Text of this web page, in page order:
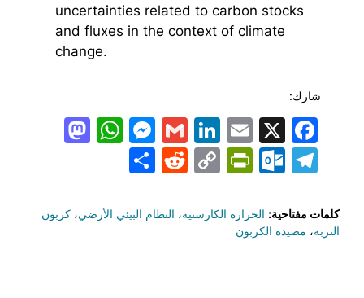
uncertainties related to carbon stocks
and fluxes in the context of climate
change.
شارك:
Facebook
X
Email
LinkedIn
Gmail
Telegram
Outlook.com
PrintFriendly
Copy
Reddit
Share
كلمات مفتاحية: الحرارة الكارستية، النظام البيئي الأرضي،كربون
التربة، مصيدة الكربون